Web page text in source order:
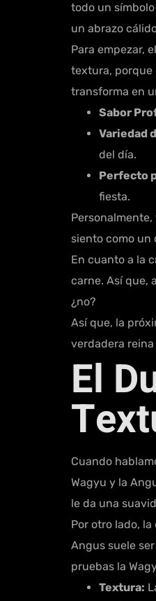
todo un
un abrazo
Para empezar,
textura, porque
transforma en
Sabor
Variedad
del día.
Perfecto
fiesta.
siento como un
En cuanto a la
carne. Así que,
¿no?
Así que, la
verdadera
El
Cuando
Wagyu y la
le da una
Por otro lado,
Angus suele
pruebas la
Textura: